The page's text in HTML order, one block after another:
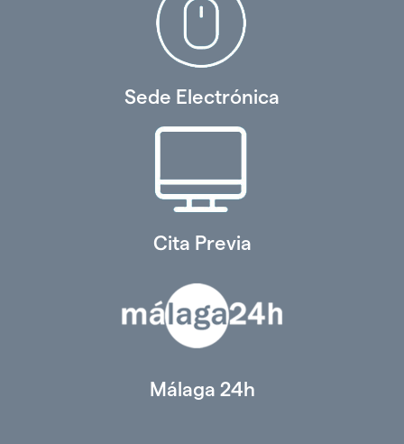
Sede Electrónica
Cita Previa
Málaga 24h